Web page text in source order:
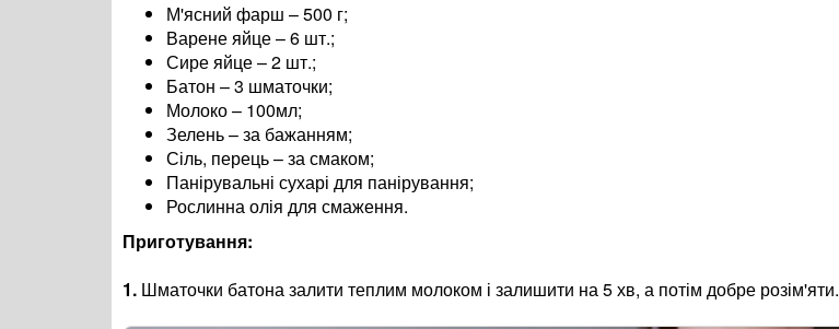
М'ясний фарш – 500 г;
Варене яйце – 6 шт.;
Сире яйце – 2 шт.;
Батон – 3 шматочки;
Молоко – 100мл;
Зелень – за бажанням;
Сіль, перець – за смаком;
Панірувальні сухарі для панірування;
Рослинна олія для смаження.
Приготування:
1. Шматочки батона залити теплим молоком і залишити на 5 хв, а потім добре розім'яти.